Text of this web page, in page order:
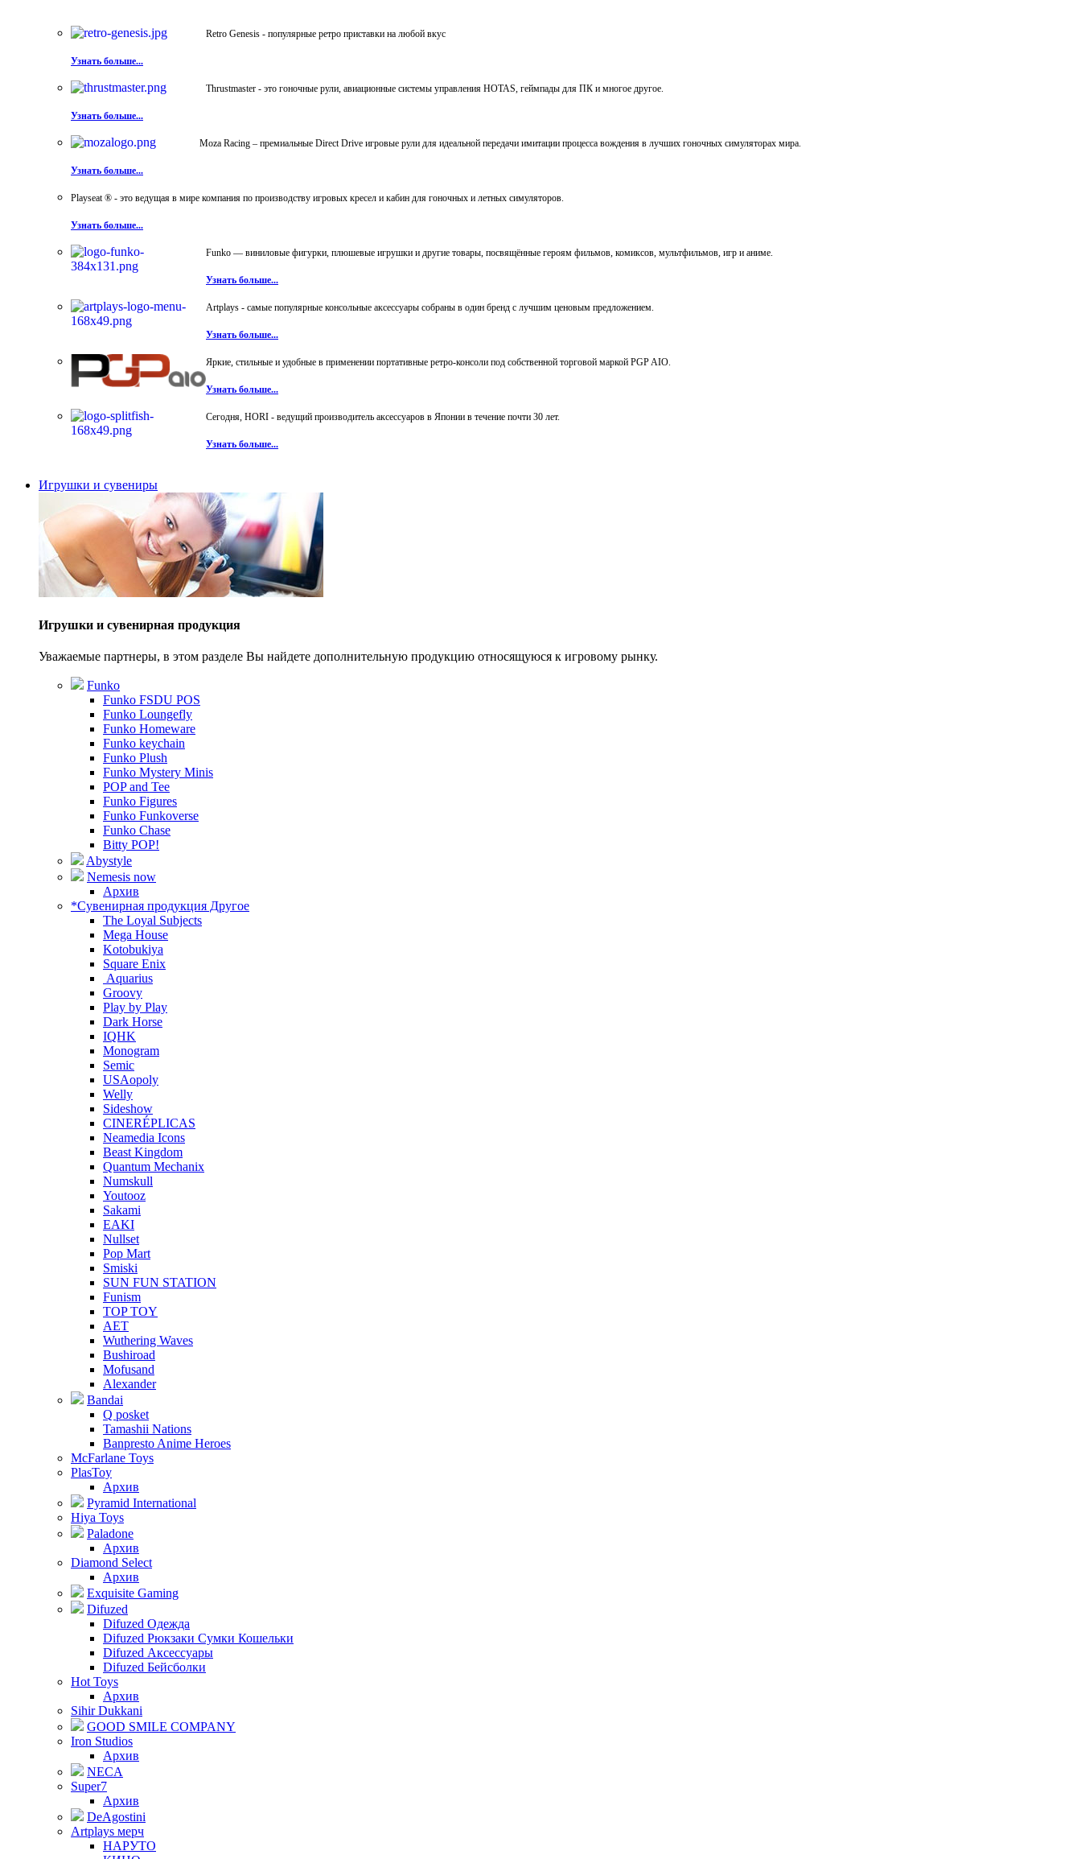
Retro Genesis - популярные ретро приставки на любой вкус
Узнать больше...
Thrustmaster - это гоночные рули, авиационные системы управления HOTAS, геймпады для ПК и многое другое.
Узнать больше...
Moza Racing – премиальные Direct Drive игровые рули для идеальной передачи имитации процесса вождения в лучших гоночных симуляторах мира.
Узнать больше...
Playseat ® - это ведущая в мире компания по производству игровых кресел и кабин для гоночных и летных симуляторов.
Узнать больше...
Funko — виниловые фигурки, плюшевые игрушки и другие товары, посвящённые героям фильмов, комиксов, мультфильмов, игр и аниме.
Узнать больше...
Artplays - самые популярные консольные аксессуары собраны в один бренд с лучшим ценовым предложением.
Узнать больше...
Яркие, стильные и удобные в применении портативные ретро-консоли под собственной торговой маркой PGP AIO.
Узнать больше...
Сегодня, HORI - ведущий производитель аксессуаров в Японии в течение почти 30 лет.
Узнать больше...
Игрушки и сувениры
Игрушки и сувенирная продукция
Уважаемые партнеры, в этом разделе Вы найдете дополнительную продукцию относящуюся к игровому рынку.
Funko
Funko FSDU POS
Funko Loungefly
Funko Homeware
Funko keychain
Funko Plush
Funko Mystery Minis
POP and Tee
Funko Figures
Funko Funkoverse
Funko Chase
Bitty POP!
Abystyle
Nemesis now
Архив
*Сувенирная продукция Другое
The Loyal Subjects
Mega House
Kotobukiya
Square Enix
Aquarius
Groovy
Play by Play
Dark Horse
IQHK
Monogram
Semic
USAopoly
Welly
Sideshow
CINERÉPLICAS
Neamedia Icons
Beast Kingdom
Quantum Mechanix
Numskull
Youtooz
Sakami
EAKI
Nullset
Pop Mart
Smiski
SUN FUN STATION
Funism
TOP TOY
AET
Wuthering Waves
Bushiroad
Mofusand
Alexander
Bandai
Q posket
Tamashii Nations
Banpresto Anime Heroes
McFarlane Toys
PlasToy
Архив
Pyramid International
Hiya Toys
Paladone
Архив
Diamond Select
Архив
Exquisite Gaming
Difuzed
Difuzed Одежда
Difuzed Рюкзаки Сумки Кошельки
Difuzed Аксессуары
Difuzed Бейсболки
Hot Toys
Архив
Sihir Dukkani
GOOD SMILE COMPANY
Iron Studios
Архив
NECA
Super7
Архив
DeAgostini
Artplays мерч
НАРУТО